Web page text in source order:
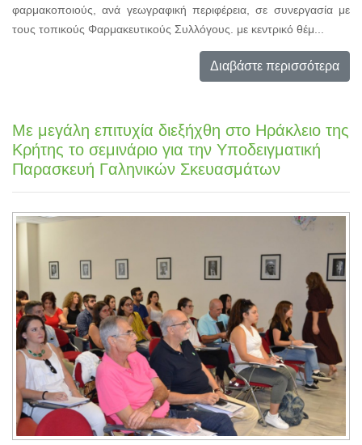
φαρμακοποιούς, ανά γεωγραφική περιφέρεια, σε συνεργασία με
τους τοπικούς Φαρμακευτικούς Συλλόγους. με κεντρικό θέμ...
Διαβάστε περισσότερα
Με μεγάλη επιτυχία διεξήχθη στο Ηράκλειο της
Κρήτης το σεμινάριο για την Υποδειγματική
Παρασκευή Γαληνικών Σκευασμάτων